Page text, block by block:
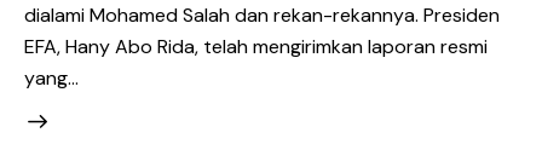
dialami Mohamed Salah dan rekan-rekannya. Presiden
EFA, Hany Abo Rida, telah mengirimkan laporan resmi
yang…